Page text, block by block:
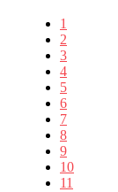
1
2
3
4
5
6
7
8
9
10
11